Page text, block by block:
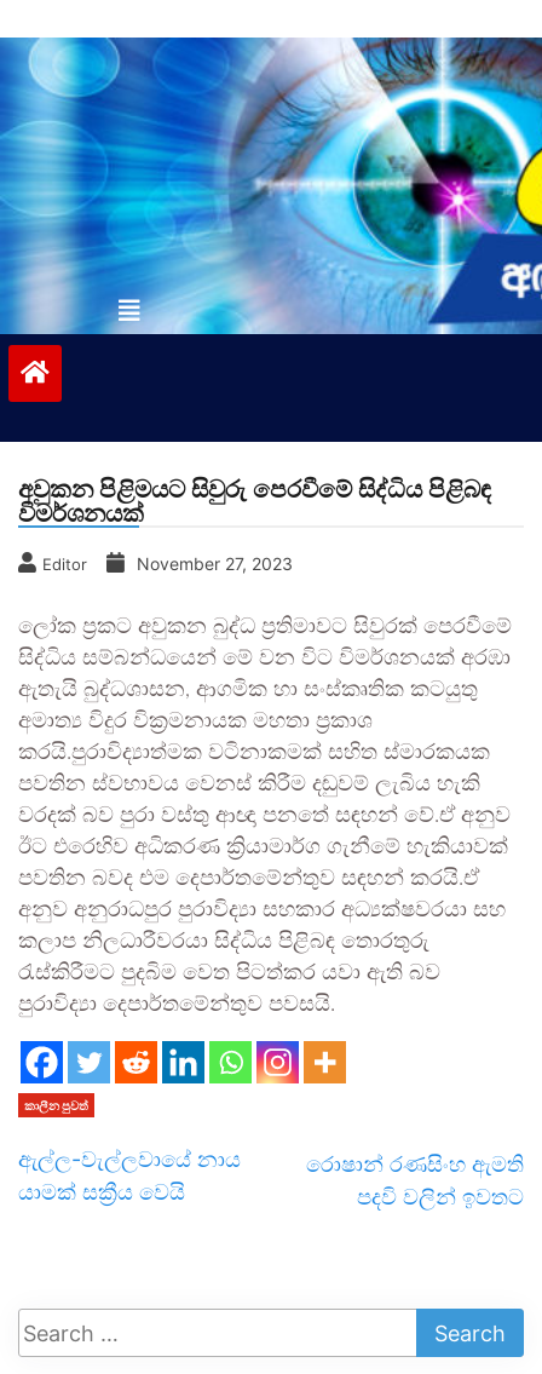
to
contentvinivida.lk
අවුකන පිළිමයට සිවුරු පෙරවීමේ සිද්ධිය පිළිබඳ
විමර්ශනයක්
Editor November 27, 2023
ලෝක ප්‍රකට අවුකන බුද්ධ ප්‍රතිමාවට සිවුරක් පෙරවීමේ
සිද්ධිය සම්බන්ධයෙන් මේ වන විට විමර්ශනයක් අරඹා
ඇතැයි බුද්ධශාසන, ආගමික හා සංස්කෘතික කටයුතු
අමාත්‍ය විදුර වික්‍රමනායක මහතා ප්‍රකාශ
කරයි.පුරාවිද්‍යාත්මක වටිනාකමක් සහිත ස්මාරකයක
පවතින ස්වභාවය වෙනස් කිරීම දඬුවම් ලැබිය හැකි
වරදක් බව පුරා වස්තු ආඥා පනතේ සඳහන් වේ.ඒ අනුව
ඊට එරෙහිව අධිකරණ ක්‍රියාමාර්ග ගැනීමේ හැකියාවක්
පවතින බවද එම දෙපාර්තමේන්තුව සඳහන් කරයි.ඒ
අනුව අනුරාධපුර පුරාවිද්‍යා සහකාර අධ්‍යක්ෂවරයා සහ
කලාප නිලධාරීවරයා සිද්ධිය පිළිබඳ තොරතුරු
රැස්කිරීමට පුදබිම වෙත පිටත්කර යවා ඇති බව
පුරාවිද්‍යා දෙපාර්තමේන්තුව පවසයි.
කාලීන පුවත්
ඇල්ල-වැල්ලවායේ නාය
යාමක් සක්‍රීය වෙයි
රොෂාන් රණසිංහ ඇමති
පදවි වලින් ඉවතට